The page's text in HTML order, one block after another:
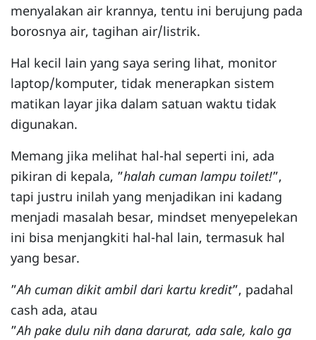
menyalakan air krannya, tentu ini berujung pada
borosnya air, tagihan air/listrik.
Hal kecil lain yang saya sering lihat, monitor
laptop/komputer, tidak menerapkan sistem
matikan layar jika dalam satuan waktu tidak
digunakan.
Memang jika melihat hal-hal seperti ini, ada
pikiran di kepala, ”halah cuman lampu toilet!”,
tapi justru inilah yang menjadikan ini kadang
menjadi masalah besar, mindset menyepelekan
ini bisa menjangkiti hal-hal lain, termasuk hal
yang besar.
”Ah cuman dikit ambil dari kartu kredit”, padahal
cash ada, atau
”Ah pake dulu nih dana darurat, ada sale, kalo ga